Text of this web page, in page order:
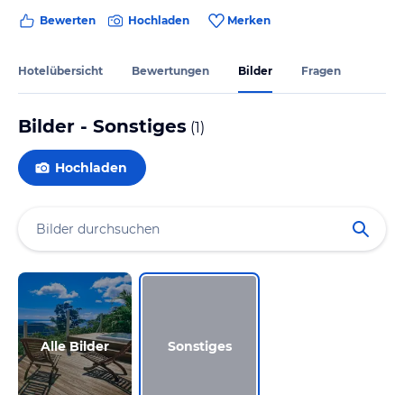
Bewerten Hochladen Merken
Hotelübersicht Bewertungen Bilder Fragen
Bilder - Sonstiges (1)
Hochladen
Alle Bilder Sonstiges